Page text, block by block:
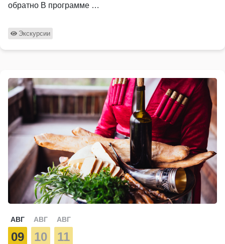
обратно В программе …
Экскурсии
АВГ
09
АВГ
10
АВГ
11